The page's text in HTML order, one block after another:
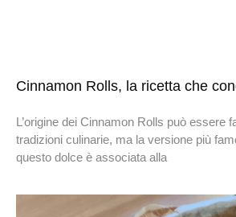
Cinnamon Rolls, la ricetta che
L’origine dei Cinnamon Rolls può essere
tradizioni culinarie, ma la versione più
questo dolce è associata alla